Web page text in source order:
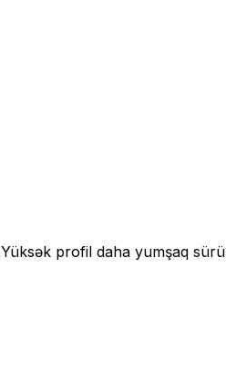
Yüksək profil daha yumşaq